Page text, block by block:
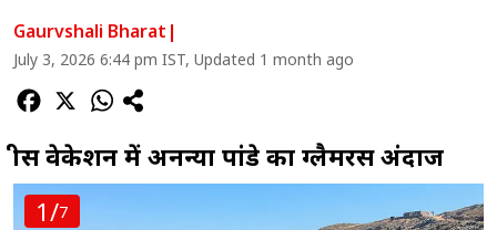
Gaurvshali Bharat |
July 3, 2026 6:44 pm IST, Updated 1 month ago
ग्रीस वेकेशन में अनन्या पांडे का ग्लैमरस अंदाज
1/7